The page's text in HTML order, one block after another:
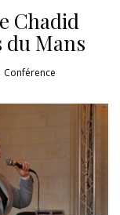
Chadid
du Mans
Conférence